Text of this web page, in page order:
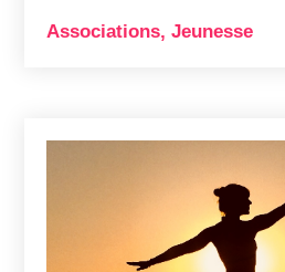
Associations,Jeunesse